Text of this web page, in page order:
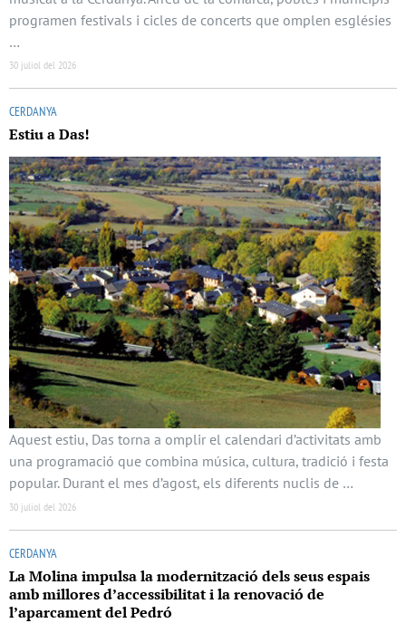
programen festivals i cicles de concerts que omplen esglésies
…
30 juliol del 2026
CERDANYA
Estiu a Das!
Aquest estiu, Das torna a omplir el calendari d’activitats amb
una programació que combina música, cultura, tradició i festa
popular. Durant el mes d’agost, els diferents nuclis de …
30 juliol del 2026
CERDANYA
La Molina impulsa la modernització dels seus espais
amb millores d’accessibilitat i la renovació de
l’aparcament del Pedró